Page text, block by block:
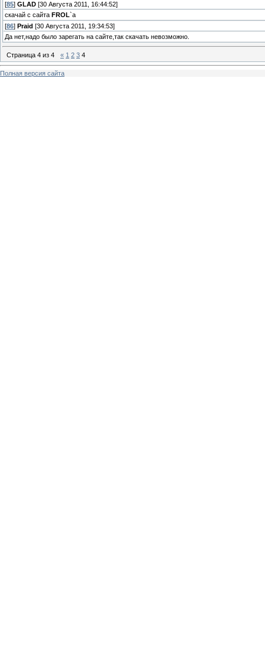
[85] GLAD [30 Августа 2011, 16:44:52]
скачай с сайта FROL`а
[86] Praid [30 Августа 2011, 19:34:53]
Да нет,надо было зарегать на сайте,так скачать невозможно.
Страница 4 из 4 « 1 2 3 4
Полная версия сайта